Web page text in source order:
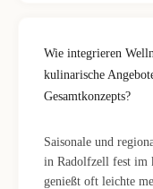
Wie integrieren
kulinarische
Gesamtkonzepts?
Saisonale und
in Radolfzell fest im
genießt oft leichte